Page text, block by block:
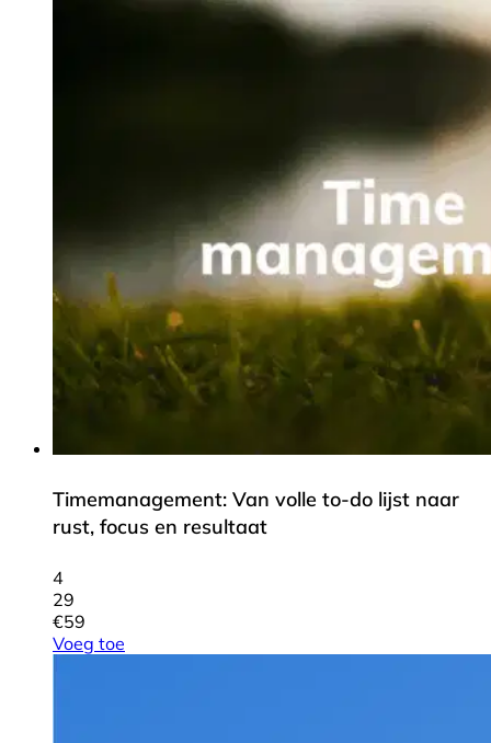
Timemanagement: Van volle to-do lijst naar
rust, focus en resultaat
4
29
€59
Voeg toe